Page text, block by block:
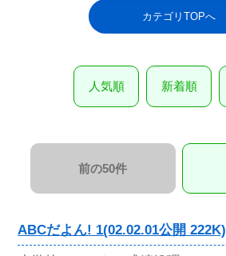
カテゴリTOPへ
人気順 新着順
前の50件
ABCだよん! 1(02.02.01公開 222K)